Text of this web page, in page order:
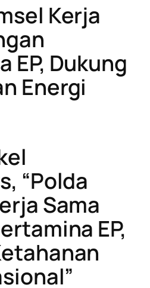
Kerja
EP, Dukung
Energi
“Polda
Sama
EP,